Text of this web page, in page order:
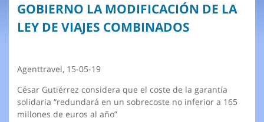
GOBIERNO LA MODIFICACIÓN DE LA
LEY DE VIAJES COMBINADOS
Agenttravel, 15-05-19
César Gutiérrez considera que el coste de la garantía
solidaria “redundará en un sobrecoste no inferior a 165
millones de euros al año”